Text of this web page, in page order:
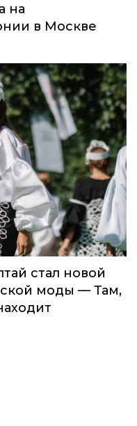
на
в Москве
стал новой
моды — Там,